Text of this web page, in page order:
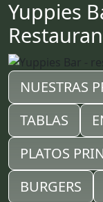
Yuppies
NUESTRAS
TABLAS
PLATOS
BURGERS